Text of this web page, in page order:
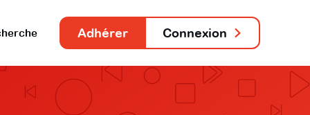
Adhérer Connexion